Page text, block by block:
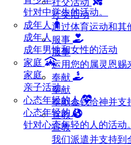
针对中学生的活动。
成年人
成年人
成年男性和女性的活动
家庭
家庭
亲子活动
心态年轻的人
心态年轻的人
针对心态年轻的人的活动。
社交活动
通过体育运动和其
服事
服事
运用您的属灵恩赐
奉献
奉献
奉献金钱给神并支
宣教
宣教
我们派遣并支持到